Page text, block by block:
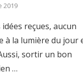
2019
reçues, aucun
à la lumière du jour
sortir un bon
…